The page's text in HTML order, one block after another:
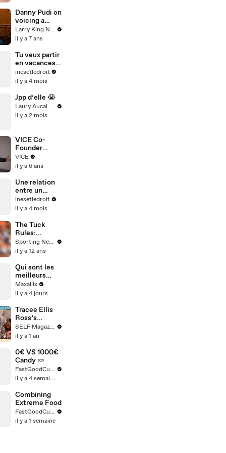
Minute
Standing
Cardio
Workout
Danny Pudi on
voicing a
character
from his
'DuckTales'
reboot
Larry King Now on Ora.TV
il y a 7 ans
Tu veux partir
en vacances
pendant ton
arrêt maladie
inesetledroit
il y a 4 mois
Jpp d’elle 😭
Laury Aucalme
il y a 2 mois
VICE Co-
Founder
Addresses
Comments
VICE”
VICE
il y a 6 ans
Une relation
entre un
beau-parent
et sa belle-
interdite par
la loi ?
inesetledroit
il y a 4 mois
The Tuck
Rules:
Bengals
Burfict should
suspended
Sporting News
il y a 12 ans
Qui sont les
meilleurs
tireurs VS
Pitch Addict
Maxallix
il y a 4 jours
Tracee Ellis
Ross’s
Journey to
Self Love,
Girlfriends to
Black-ish
SELF Magazine
il y a 1 an
0€ VS 1000€
Candy 🍬
FastGoodCuisine
il y a 4 semaines
Combining
Extreme Food
FastGoodCuisine
il y a 1 semaine